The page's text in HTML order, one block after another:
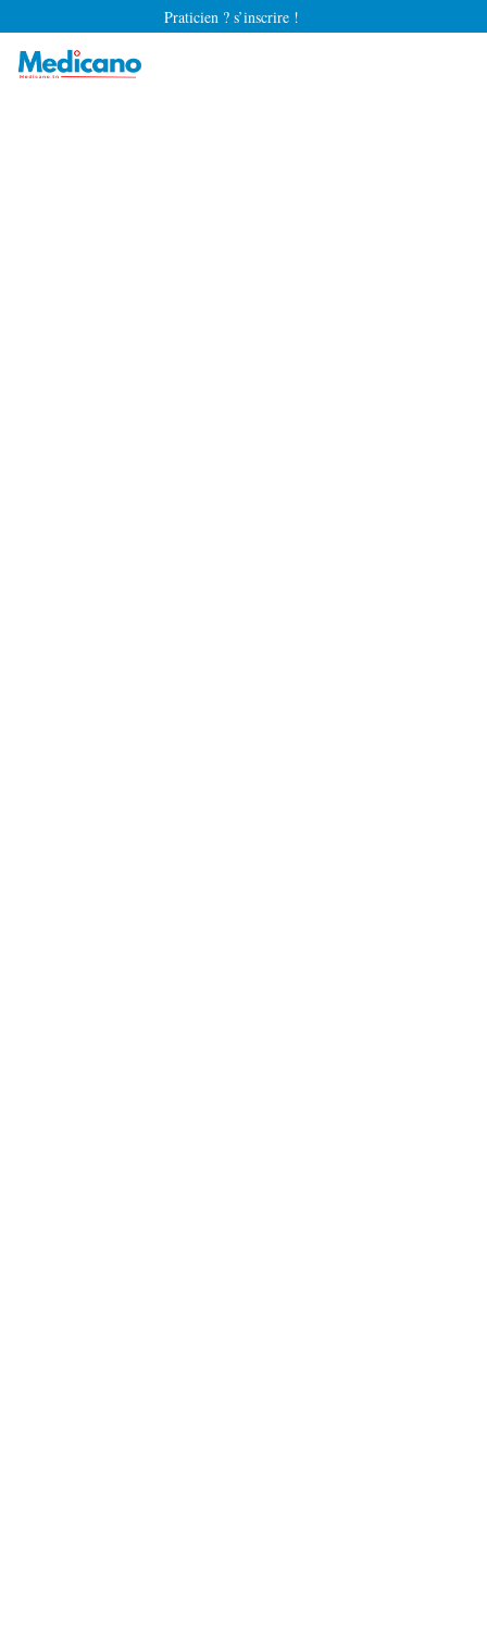
Praticien ? s’inscrire !